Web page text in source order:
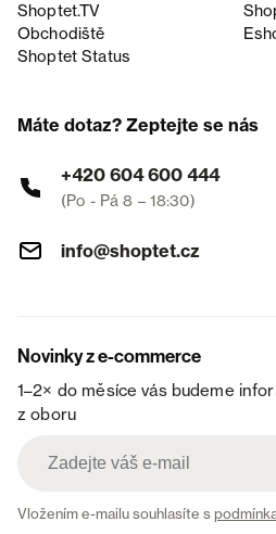
Shoptet.TV
Obchodiště
Shoptet Status
Máte dotaz? Zeptejte se nás
+420 604 600 444
(Po - Pá 8 – 18:30)
info@shoptet.cz
Novinky z e-commerce
1–2× do měsíce vás budeme
z oboru
Vložením e-mailu souhlasíte s